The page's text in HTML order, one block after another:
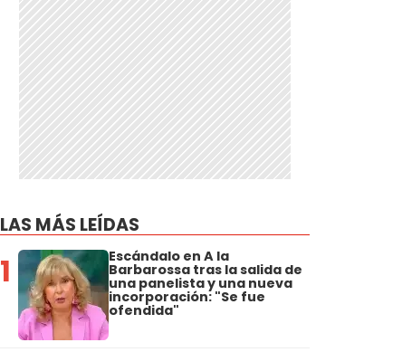
LAS MÁS LEÍDAS
1 Escándalo en A la
Barbarossa tras la salida de
una panelista y una nueva
incorporación: "Se fue
ofendida"